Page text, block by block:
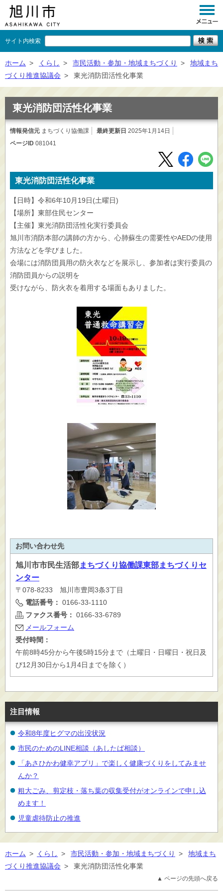
サイト内検索
くらし
観光
事業者向け
ホーム > くらし > 市民活動・参加・地域まちづくり >
地域まち
づくり推進協議会 > 東光消防団活性化事業
東光消防団活性化事業
情報発信元 まちづくり協働課 最終更新日 2025年1月14日
ページID 081041
東光消防団活性化事業
【日時】令和6年10月19日(土曜日)
【場所】東部住民センター
【主催】東光消防団活性化実行委員会
旭川市消防本部の講師の方から、心肺蘇生の需要性やAEDの使用
方法などを学びました。
会場には消防団員用の防火衣などを展示し、参加者は実行委員の
消防団員からの説明を
受けながら、防火衣を着用する場面もありました。
お問い合わせ先
旭川市市民生活部まちづくり協働課東部まちづくりセ
ンター
〒078-8233 旭川市豊岡3条3丁目
電話番号： 0166-33-1110
ファクス番号： 0166-33-6789
メールフォーム
受付時間：
午前8時45分から午後5時15分まで（土曜日・日曜日・祝日及
び12月30日から1月4日までを除く）
注目情報
令和8年度ヒグマの出没状況
市民のためのLINE相談（あしたば相談）
「あさひかわ健幸アプリ」で楽しく健康づくりをしてみませ
んか？
粗大ごみ、剪定枝・落ち葉の収集受付がオンラインで申し込
めます！
児童虐待防止の推進
ホーム > くらし > 市民活動・参加・地域まちづくり >
地域まち
づくり推進協議会 > 東光消防団活性化事業
▲ ページの先頭へ戻る